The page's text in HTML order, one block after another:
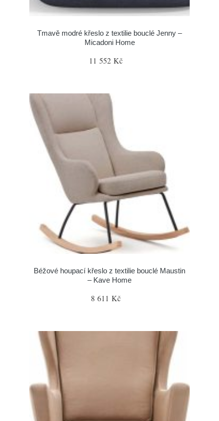
Tmavě modré křeslo z textilie bouclé Jenny –
Micadoni Home
11 552 Kč
Béžové houpací křeslo z textilie bouclé Maustin
– Kave Home
8 611 Kč